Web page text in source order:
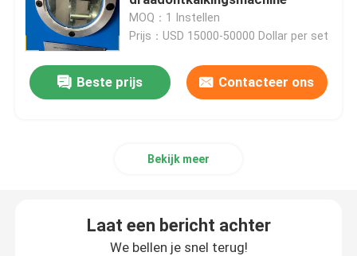
Machine voor het polijsten van het eind van de schaal
CNC Oppoetsende Machine
Blad Oppoetsende Machine
MOQ：1 Instellen
Prijs：USD 15000-50000 Dollar per set
Beste prijs Contacteer ons
Bekijk meer
Laat een bericht achter
We bellen je snel terug!